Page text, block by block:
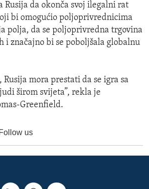
Rusija da okonča svoj ilegalni rat
bi omogućio poljoprivrednicima
polja, da se poljoprivredna trgovina
i značajno bi se poboljšala globalnu
Rusija mora prestati da se igra sa
širom svijeta”, rekla je
Greenfield.
Follow us